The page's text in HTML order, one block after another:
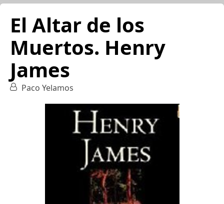
El Altar de los
Muertos. Henry
James
Paco Yelamos